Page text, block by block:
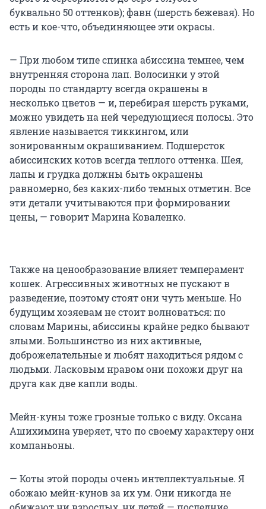
буквально 50 оттенков); фавн (шерсть бежевая). Но
есть и кое-что, объединяющее эти окрасы.
— При любом типе спинка абиссина темнее, чем
внутренняя сторона лап. Волосинки у этой
породы по стандарту всегда окрашены в
несколько цветов — и, перебирая шерсть руками,
можно увидеть на ней чередующиеся полосы. Это
явление называется тиккингом, или
зонированным окрашиванием. Подшерсток
абиссинских котов всегда теплого оттенка. Шея,
лапы и грудка должны быть окрашены
равномерно, без каких-либо темных отметин. Все
эти детали учитываются при формировании
цены, — говорит Марина Коваленко.
Также на ценообразование влияет темперамент
кошек. Агрессивных животных не пускают в
разведение, поэтому стоят они чуть меньше. Но
будущим хозяевам не стоит волноваться: по
словам Марины, абиссины крайне редко бывают
злыми. Большинство из них активные,
доброжелательные и любят находиться рядом с
людьми. Ласковым нравом они похожи друг на
друга как две капли воды.
Мейн-куны тоже грозные только с виду. Оксана
Ашихимина уверяет, что по своему характеру они
компаньоны.
— Коты этой породы очень интеллектуальные. Я
обожаю мейн-кунов за их ум. Они никогда не